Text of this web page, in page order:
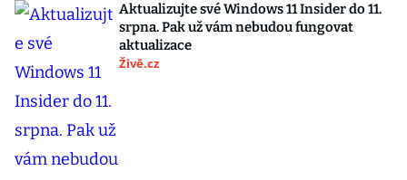
Aktualizujte své Windows 11 Insider do 11.
srpna. Pak už vám nebudou fungovat
aktualizace
Živě.cz